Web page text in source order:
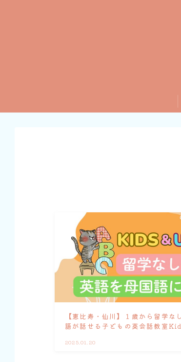
【恵比寿・仙川】１歳から留学な
語が話せる子どもの英会話教室
2025.01.20